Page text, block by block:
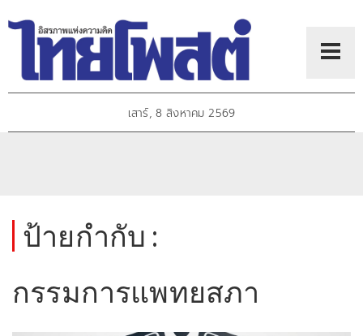
เสาร์, 8 สิงหาคม 2569
ป้ายกำกับ :
กรรมการแพทยสภา